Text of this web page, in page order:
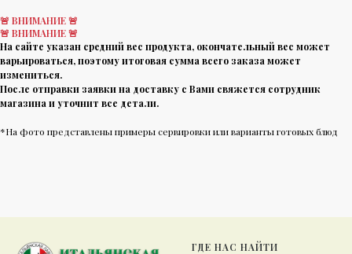
🚨 ВНИМАНИЕ 🚨
🚨 ВНИМАНИЕ 🚨
На сайте указан средний вес продукта, окончательный вес может
варьироваться, поэтому итоговая сумма всего заказа может
измениться.
После отправки заявки на доставку с Вами свяжется сотрудник
магазина и уточнит все детали.
*На фото представлены примеры сервировки или варианты готовых блюд
ГДЕ НАС НАЙТИ